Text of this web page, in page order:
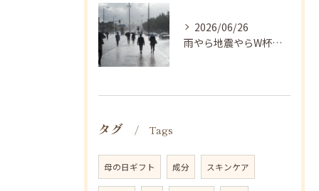
2026/06/26
雨やら地震やらW杯やら、、、
タグ Tags
母の日ギフト 成分 スキンケア